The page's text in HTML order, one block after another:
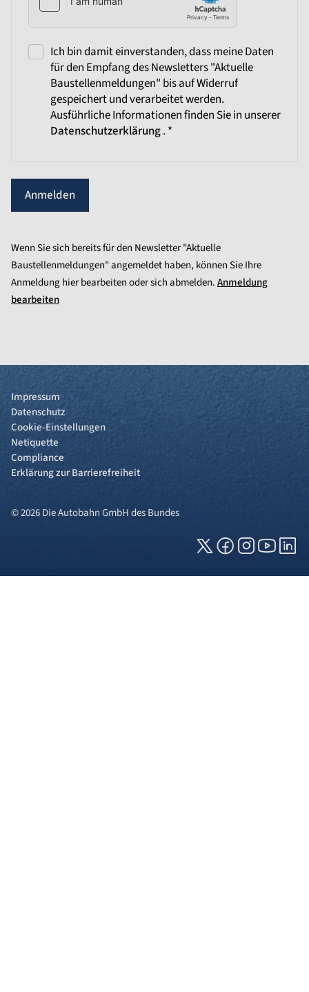
Ich bin damit einverstanden, dass meine Daten
für den Empfang des Newsletters "Aktuelle
Baustellenmeldungen" bis auf Widerruf
gespeichert und verarbeitet werden.
Ausführliche Informationen finden Sie in unserer
Datenschutzerklärung . *
Anmelden
Wenn Sie sich bereits für den Newsletter "Aktuelle
Baustellenmeldungen" angemeldet haben, können Sie Ihre
Anmeldung hier bearbeiten oder sich abmelden.Anmeldung
bearbeiten
Impressum
Datenschutz
Cookie-Einstellungen
Netiquette
Compliance
Erklärung zur Barrierefreiheit
© 2026 Die Autobahn GmbH des Bundes